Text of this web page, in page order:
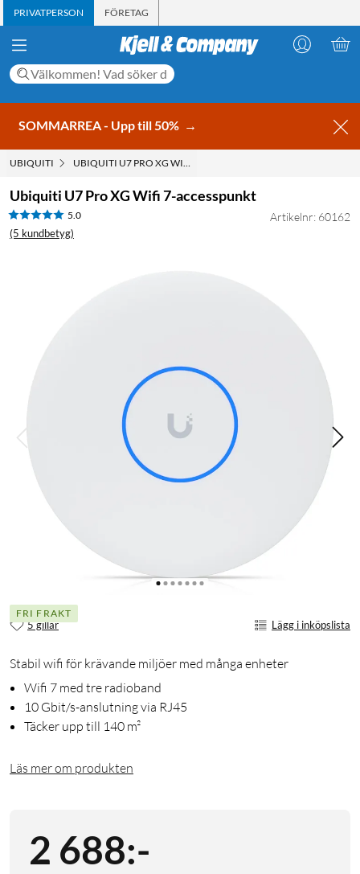
PRIVATPERSON FÖRETAG
SOMMARREA - Upp till 50% →
UBIQUITI UBIQUITI U7 PRO XG WIFI 7-ACCESSPUNKT
Ubiquiti U7 Pro XG Wifi 7-accesspunkt
5.0
(5 kundbetyg)
Artikelnr: 60162
FRI FRAKT
5 gillar Lägg i inköpslista
Stabil wifi för krävande miljöer med många enheter
Wifi 7 med tre radioband
10 Gbit/s-anslutning via RJ45
Täcker upp till 140 m²
Läs mer om produkten
2 688:-